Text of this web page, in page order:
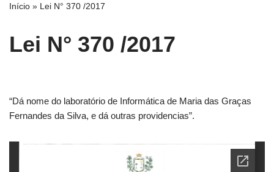
Início » Lei N° 370 /2017
Lei N° 370 /2017
“Dá nome do laboratório de Informática de Maria das Graças
Fernandes da Silva, e dá outras providencias”.